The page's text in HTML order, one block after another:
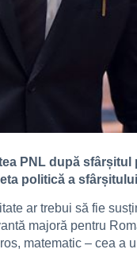
PNL după
politică a
ar trebui să fie
majoră pentru
matematic – cea